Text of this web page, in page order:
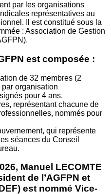
par les organisations
représentatives au
Il est constitué sous la
: Association de Gestion
est composée :
de 32 membres (2
organisation
pour 4 ans.
représentant chacune de
nommés pour
qui représente
séances du Conseil
Manuel LECOMTE
de l’AGFPN et
est nommé Vice-